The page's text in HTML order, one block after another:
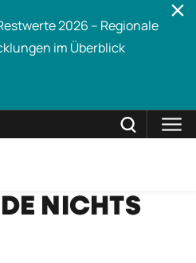
2026 – Regionale
im Überblick
SCHLIESSEN
NICHTS